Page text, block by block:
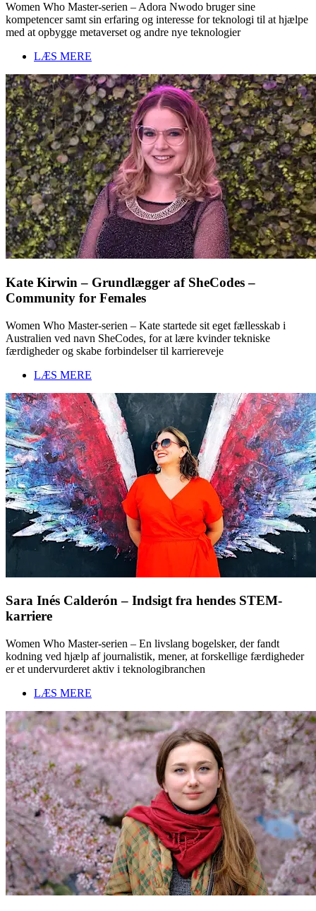
Women Who Master-serien – Adora Nwodo bruger sine
kompetencer samt sin erfaring og interesse for teknologi til at hjælpe
med at opbygge metaverset og andre nye teknologier
LÆS MERE
Kate Kirwin – Grundlægger af SheCodes –
Community for Females
Women Who Master-serien – Kate startede sit eget fællesskab i
Australien ved navn SheCodes, for at lære kvinder tekniske
færdigheder og skabe forbindelser til karriereveje
LÆS MERE
Sara Inés Calderón – Indsigt fra hendes STEM-
karriere
Women Who Master-serien – En livslang bogelsker, der fandt
kodning ved hjælp af journalistik, mener, at forskellige færdigheder
er et undervurderet aktiv i teknologibranchen
LÆS MERE